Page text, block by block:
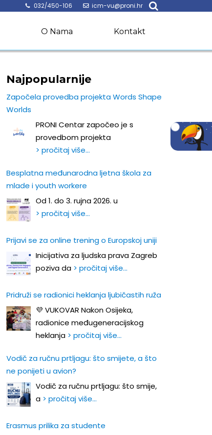
032/450-106 icm-vu@proni.hr
O Nama Kontakt
Najpopularnije
Započela provedba projekta Words Shape
Worlds
PRONI Centar započeo je s
provedbom projekta
> pročitaj više…
Besplatna međunarodna ljetna škola za
mlade i youth workere
Od 1. do 3. rujna 2026. u
> pročitaj više…
Prijavi se za online trening o Europskoj uniji
Inicijativa za ljudska prava Zagreb
poziva da > pročitaj više…
Pridruži se radionici heklanja ljubičastih ruža
💜 VUKOVAR Nakon Osijeka,
radionice međugeneracijskog
heklanja > pročitaj više…
Vodič za ručnu prtljagu: što smijete, a što
ne ponijeti u avion?
Vodič za ručnu prtljagu: što smije,
a > pročitaj više…
Erasmus prilika za studente